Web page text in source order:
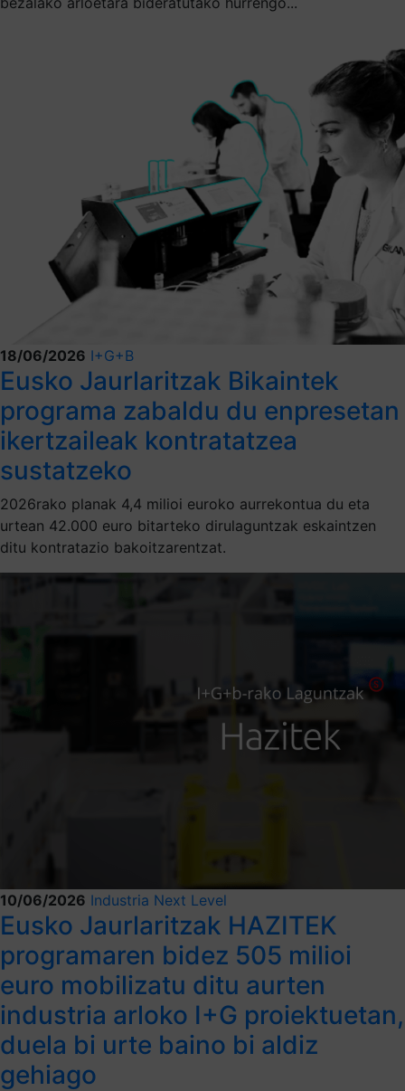
18/06/2026 I+G+B
Eusko Jaurlaritzak Bikaintek
programa zabaldu du enpresetan
ikertzaileak kontratatzea
sustatzeko
2026rako planak 4,4 milioi euroko aurrekontua du eta
urtean 42.000 euro bitarteko dirulaguntzak eskaintzen
ditu kontratazio bakoitzarentzat.
10/06/2026 Industria Next Level
Eusko Jaurlaritzak HAZITEK
programaren bidez 505 milioi
euro mobilizatu ditu aurten
industria arloko I+G proiektuetan,
duela bi urte baino bi aldiz
gehiago